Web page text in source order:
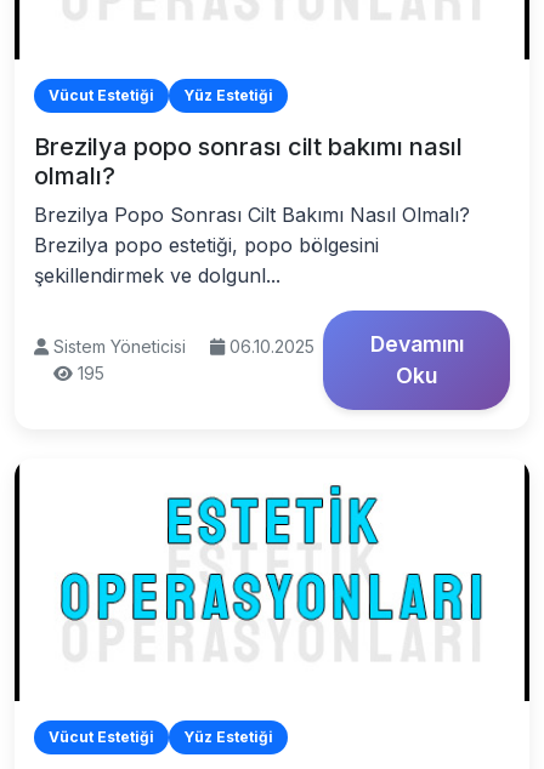
Vücut Estetiği Yüz Estetiği
Brezilya popo sonrası cilt bakımı nasıl
olmalı?
Brezilya Popo Sonrası Cilt Bakımı Nasıl Olmalı?
Brezilya popo estetiği, popo bölgesini
şekillendirmek ve dolgunl...
Sistem Yöneticisi
06.10.2025
195
Devamını
Oku
Vücut Estetiği Yüz Estetiği